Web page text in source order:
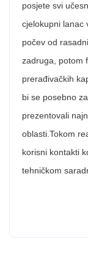
posjete svi
cjelokupni lanac
počev od
zadruga, potom
prerađivačkih
bi se posebno
prezentovali
oblasti.Tokom
korisni kontakti
tehničkom